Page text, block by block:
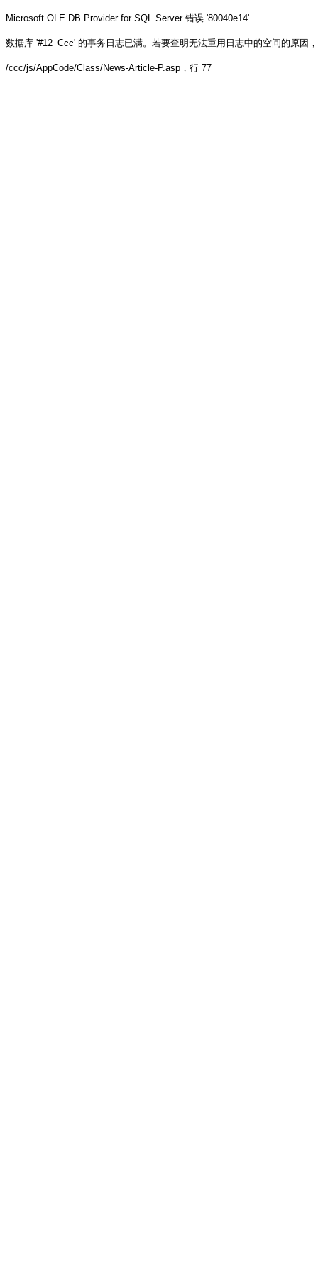
Microsoft OLE DB Provider for SQL Server 错误 '80040e14'
数据库 '#12_Ccc' 的事务日志已满。若要查明无法重用日志中的空间的原因
/ccc/js/AppCode/Class/News-Article-P.asp ，行 77